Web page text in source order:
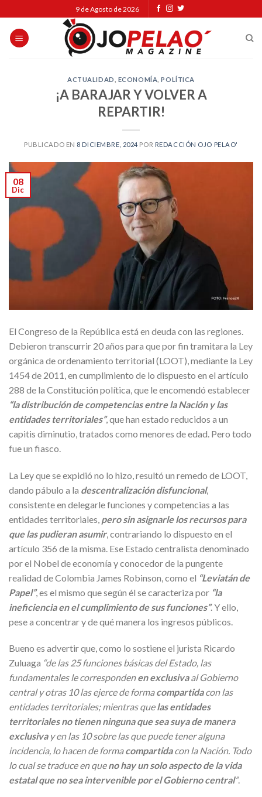
to
content
9 de Agosto de 2026
ACTUALIDAD ECONOMÍA ,POLÍTICA
¡A BARAJAR Y VOLVER A
REPARTIR!
PUBLICADO EN 8 DICIEMBRE, 2024 POR REDACCIÓN OJO PELAO'
08
Dic
El Congreso de la República está en deuda con las regiones.
Debieron transcurrir 20 años para que por fin tramitara la Ley
orgánica de ordenamiento territorial (LOOT), mediante la Ley
1454 de 2011, en cumplimiento de lo dispuesto en el artículo
288 de la Constitución política, que le encomendó establecer
“la distribución de competencias entre la Nación y las
entidades territoriales”, que han estado reducidos a un
capitis diminutio, tratados como menores de edad. Pero todo
fue un fiasco.
La Ley que se expidió no lo hizo, resultó un remedo de LOOT,
dando pábulo a la descentralización disfuncional,
consistente en delegarle funciones y competencias a las
entidades territoriales, pero sin asignarle los recursos para
que las pudieran asumir, contrariando lo dispuesto en el
artículo 356 de la misma. Ese Estado centralista denominado
por el Nobel de economía y conocedor de la pungente
realidad de Colombia James Robinson, como el “Leviatán de
Papel”, es el mismo que según él se caracteriza por “la
ineficiencia en el cumplimiento de sus funciones”. Y ello,
pese a concentrar y de qué manera los ingresos públicos.
Bueno es advertir que, como lo sostiene el jurista Ricardo
Zuluaga “de las 25 funciones básicas del Estado, las
fundamentales le correspondenen exclusivaal Gobierno
central y otras 10 las ejerce de formacompartidacon las
entidades territoriales; mientras quelas entidades
territoriales no tienen ninguna que sea suya de manera
exclusiva y en las 10 sobre las que puede tener alguna
incidencia, lo hacen de formacompartidacon la Nación. Todo
lo cual se traduce en queno hay un solo aspecto de la vida
estatal que no sea intervenible por el Gobierno central”.